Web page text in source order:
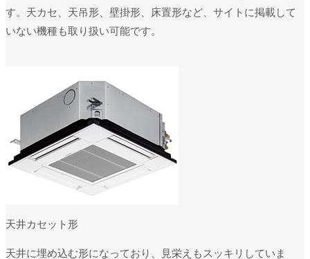
す。天カセ、天吊形、壁掛形、床置形など、サイトに掲載して
いない機種も取り扱い可能です。
天井カセット形
天井に埋め込む形になっており、見栄えもスッキリしていま